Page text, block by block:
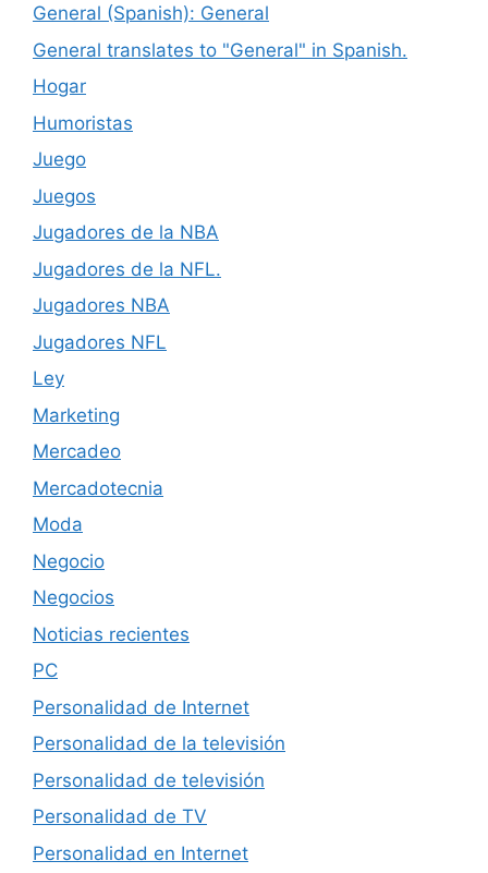
General (Spanish): General
General translates to "General" in Spanish.
Hogar
Humoristas
Juego
Juegos
Jugadores de la NBA
Jugadores de la NFL.
Jugadores NBA
Jugadores NFL
Ley
Marketing
Mercadeo
Mercadotecnia
Moda
Negocio
Negocios
Noticias recientes
PC
Personalidad de Internet
Personalidad de la televisión
Personalidad de televisión
Personalidad de TV
Personalidad en Internet